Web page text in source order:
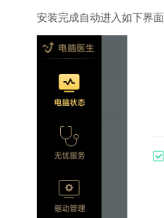
安装完成自动进入如下界面